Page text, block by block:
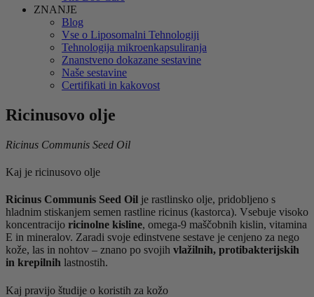
ZNANJE
Blog
Vse o Liposomalni Tehnologiji
Tehnologija mikroenkapsuliranja
Znanstveno dokazane sestavine
Naše sestavine
Certifikati in kakovost
Ricinusovo olje
Ricinus Communis Seed Oil
Kaj je ricinusovo olje
Ricinus Communis Seed Oil je rastlinsko olje, pridobljeno s
hladnim stiskanjem semen rastline ricinus (kastorca). Vsebuje visoko
koncentracijo ricinolne kisline, omega-9 maščobnih kislin, vitamina
E in mineralov. Zaradi svoje edinstvene sestave je cenjeno za nego
kože, las in nohtov – znano po svojih vlažilnih, protibakterijskih
in krepilnih lastnostih.
Kaj pravijo študije o koristih za kožo